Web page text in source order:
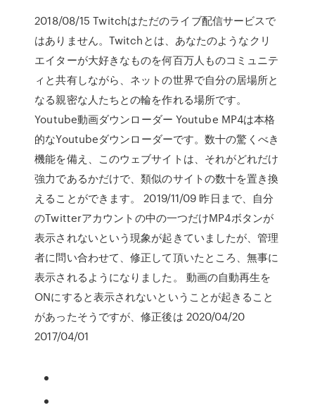
2018/08/15 Twitchはただのライブ配信サービスで
はありません。Twitchとは、あなたのようなクリ
エイターが大好きなものを何百万人ものコミュニテ
ィと共有しながら、ネットの世界で自分の居場所と
なる親密な人たちとの輪を作れる場所です。
Youtube動画ダウンローダー Youtube MP4は本格
的なYoutubeダウンローダーです。数十の驚くべき
機能を備え、このウェブサイトは、それがどれだけ
強力であるかだけで、類似のサイトの数十を置き換
えることができます。 2019/11/09 昨日まで、自分
のTwitterアカウントの中の一つだけMP4ボタンが
表示されないという現象が起きていましたが、管理
者に問い合わせて、修正して頂いたところ、無事に
表示されるようになりました。 動画の自動再生を
ONにすると表示されないということが起きること
があったそうですが、修正後は 2020/04/20
2017/04/01